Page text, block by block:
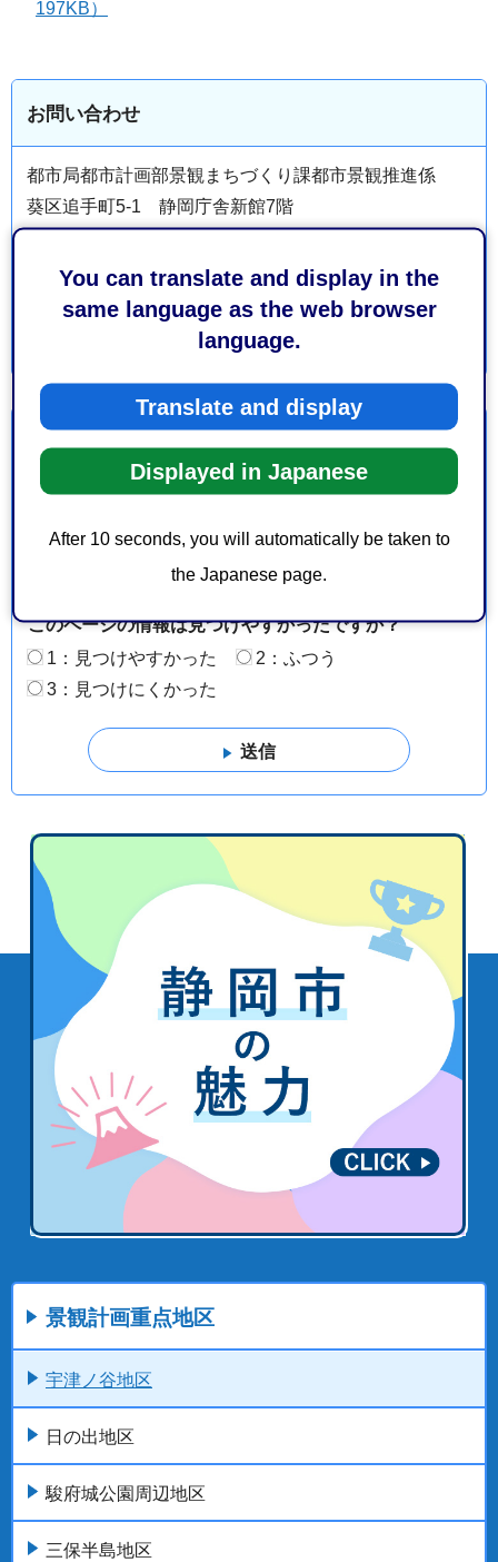
You can translate and display in the
same language as the web browser
language.
Translate and display
Displayed in Japanese
After 10 seconds, you will automatically be taken to
the Japanese page.
197KB）
お問い合わせ
都市局都市計画部景観まちづくり課都市景観推進係
葵区追手町5-1 静岡庁舎新館7階
ファックス番号：054-221-1294
より良いウェブサイトにするためにみなさまのご意
見をお聞かせください
3：役に立たなかった
このページの情報は見つけやすかったですか？
1：見つけやすかった
2：ふつう
3：見つけにくかった
景観計画重点地区
宇津ノ谷地区
日の出地区
駿府城公園周辺地区
三保半島地区